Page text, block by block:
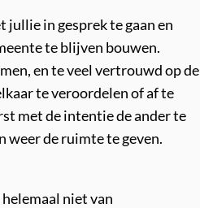
in gesprek te gaan en
te blijven bouwen.
en te veel vertrouwd op de
te veroordelen of af te
met de intentie de ander te
weer de ruimte te geven.
niet van